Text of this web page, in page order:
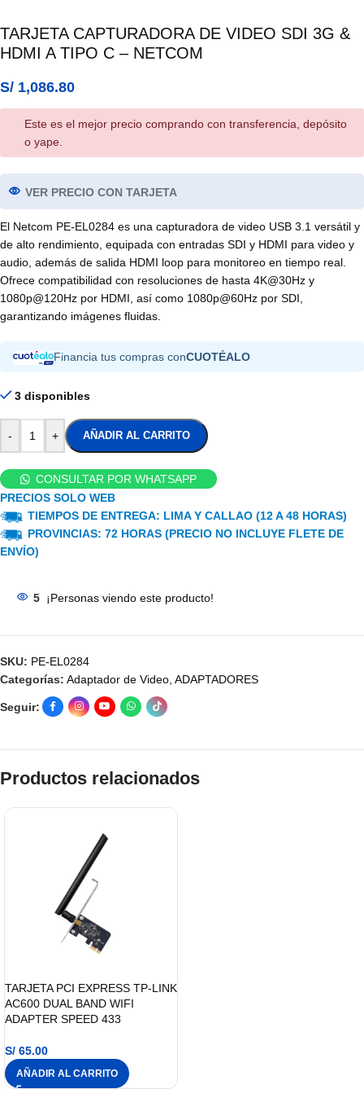
TARJETA CAPTURADORA DE VIDEO SDI 3G &
HDMI A TIPO C – NETCOM
S/ 1,086.80
Este es el mejor precio comprando con transferencia, depósito
o yape.
VER PRECIO CON TARJETA
El Netcom PE-EL0284 es una capturadora de video USB 3.1 versátil y
de alto rendimiento, equipada con entradas SDI y HDMI para video y
audio, además de salida HDMI loop para monitoreo en tiempo real.
Ofrece compatibilidad con resoluciones de hasta 4K@30Hz y
1080p@120Hz por HDMI, así como 1080p@60Hz por SDI,
garantizando imágenes fluidas.
Financia tus compras conCUOTÉALO
3 disponibles
- + AÑADIR AL CARRITO
CONSULTAR POR WHATSAPP
PRECIOS SOLO WEB
TIEMPOS DE ENTREGA: LIMA Y CALLAO (12 A 48 HORAS)
PROVINCIAS: 72 HORAS (PRECIO NO INCLUYE FLETE DE
ENVÍO)
5 ¡Personas viendo este producto!
SKU: PE-EL0284
Categorías: Adaptador de Video, ADAPTADORES
Seguir:
Productos relacionados
TARJETA PCI EXPRESS TP-LINK
AC600 DUAL BAND WIFI
ADAPTER SPEED 433
S/ 65.00
AÑADIR AL CARRITO